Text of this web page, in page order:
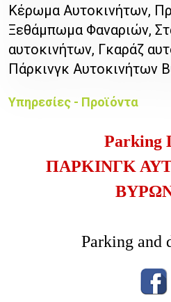
Κέρωμα Αυτοκινήτων,
Ξεθάμπωμα Φαναριών,
αυτοκινήτων, Γκαράζ
Πάρκινγκ Αυτοκινήτων
Υπηρεσίες - Προϊόντα
Parking
ΠΑΡΚΙΝΓΚ
Parking and